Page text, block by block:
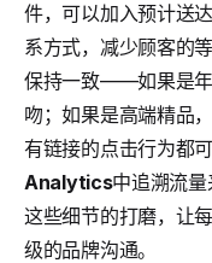
件，可以加入预计送
系方式，减少顾客的
保持一致——如果是年
吻；如果是高端精品
有链接的点击行为都
Analytics中追溯流量
这些细节的打磨，让
级的品牌沟通。